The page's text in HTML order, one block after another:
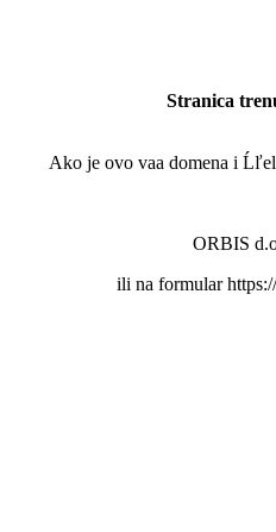
Stranica
Ako je ovo vaa domena i
ORBIS
ili na formular